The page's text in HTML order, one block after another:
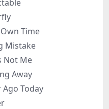
Time
Mistake
Not Me
Away
Ago Today